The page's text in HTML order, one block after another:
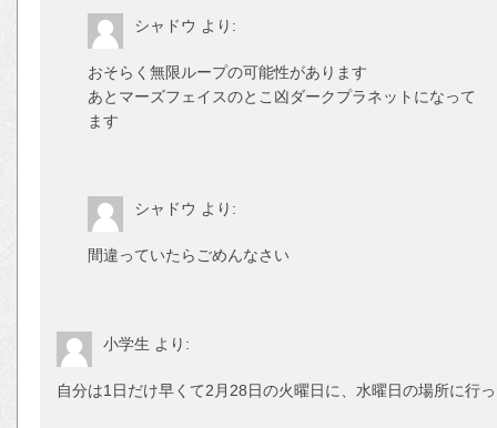
シャドウ より:
おそらく無限ループの可能性があります
あとマーズフェイスのとこ凶ダークプラネットになって
ます
シャドウ より:
間違っていたらごめんなさい
小学生 より:
自分は1日だけ早くて2月28日の火曜日に、水曜日の場所に行